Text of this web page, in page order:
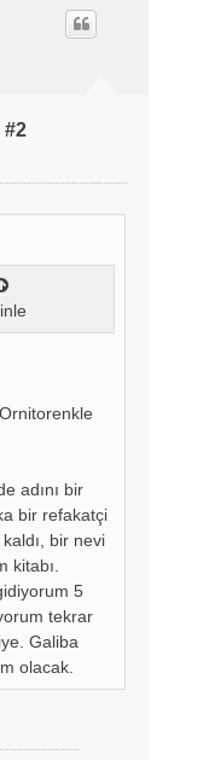
#2
adını bir
bir refakatçi
bir nevi
kitabı.
5
tekrar
Galiba
olacak.